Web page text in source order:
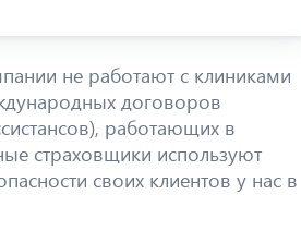
не работают с клиниками
договоров
работающих в
страховщики используют
своих клиентов у нас в